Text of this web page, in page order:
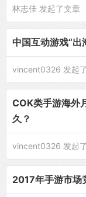
林志佳 发起了文章
中国互动游戏“出
vincent0326 发起
COK类手游海外
久？
vincent0326 发起
2017年手游市场